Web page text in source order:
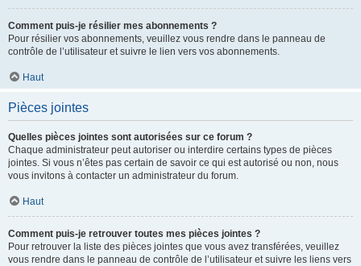
Comment puis-je résilier mes abonnements ?
Pour résilier vos abonnements, veuillez vous rendre dans le panneau de
contrôle de l’utilisateur et suivre le lien vers vos abonnements.
Haut
Pièces jointes
Quelles pièces jointes sont autorisées sur ce forum ?
Chaque administrateur peut autoriser ou interdire certains types de pièces
jointes. Si vous n’êtes pas certain de savoir ce qui est autorisé ou non, nous
vous invitons à contacter un administrateur du forum.
Haut
Comment puis-je retrouver toutes mes pièces jointes ?
Pour retrouver la liste des pièces jointes que vous avez transférées, veuillez
vous rendre dans le panneau de contrôle de l’utilisateur et suivre les liens vers